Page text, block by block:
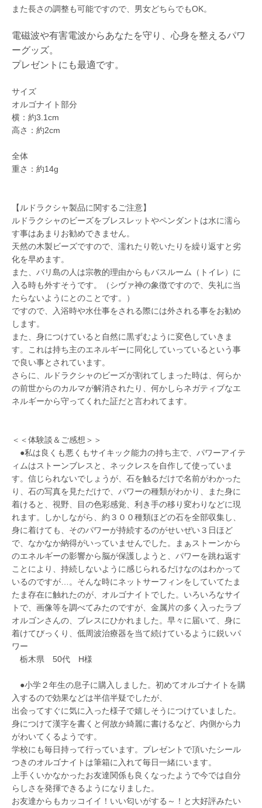
また長さの調整も可能ですので、男女どちらでもOK。
電磁波や有害電波からあなたを守り、心身を整えるパワ
ーグッズ。
プレゼントにも最適です。
サイズ
オルゴナイト部分
横：約3.1cm
高さ：約2cm
全体
重さ：約14g
【ルドラクシャ製品に関するご注意】
ルドラクシャのビーズをブレスレットやペンダントは水に濡ら
す事はあまりお勧めできません。
天然の木製ビーズですので、濡れたり乾いたりを繰り返すと劣
化を早めます。
また、バリ島の人は宗教的理由からもバスルーム（トイレ）に
入る時も外すそうです。（シヴァ神の象徴ですので、失礼に当
たらないようにとのことです。）
ですので、入浴時や水仕事をされる際には外される事をお勧め
します。
また、身につけていると自然に黒ずむように変色していきま
す。これは持ち主のエネルギーに同化していっているという事
で良い事とされています。
さらに、ルドラクシャのビーズが割れてしまった時は、何らか
の前世からのカルマが解消されたり、何かしらネガティブなエ
ネルギーから守ってくれた証だと言われてます。
＜＜体験談＆ご感想＞＞
●私は良くも悪くもサイキック能力の持ち主で、パワーアイテ
ィムはストーンブレスと、ネックレスを自作して使っていま
す。信じられないでしょうが、石を触るだけで名前がわかった
り、石の写真を見ただけで、パワーの種類がわかり、また身に
着けると、視野、目の色彩感覚、利き手の移り変わりなどに現
れます。しかしながら、約３００種類ほどの石を全部収集し、
身に着けても、そのパワーが持続するのがせいぜい３日ほど
で、なかなか納得がいっていませんでした。まぁストーンから
のエネルギーの影響から脳が保護しようと、パワーを跳ね返す
ことにより、持続しないように感じられるだけなのはわかって
いるのですが…。そんな時にネットサーフィンをしていてたま
たま存在に触れたのが、オルゴナイトでした。いろいろなサイ
トで、画像等を調べてみたのですが、金属片の多く入ったラブ
オルゴンさんの、ブレスにひかれました。早々に届いて、身に
着けてびっくり、低周波治療器を当て続けているように鋭いパ
ワー
栃木県 50代 H様
●小学２年生の息子に購入しました。初めてオルゴナイトを購
入するので効果などは半信半疑でしたが、
出会ってすぐに気に入った様子で嬉しそうにつけていました。
身につけて漢字を書くと何故か綺麗に書けるなど、内側から力
がわいてくるようです。
学校にも毎日持って行っています。プレゼントで頂いたシール
つきのオルゴナイトは筆箱に入れて毎日一緒にいます。
上手くいかなかったお友達関係も良くなったようで今では自分
らしさを発揮できるようになりました。
お友達からもカッコイイ！いい匂いがする～！と大好評みたい